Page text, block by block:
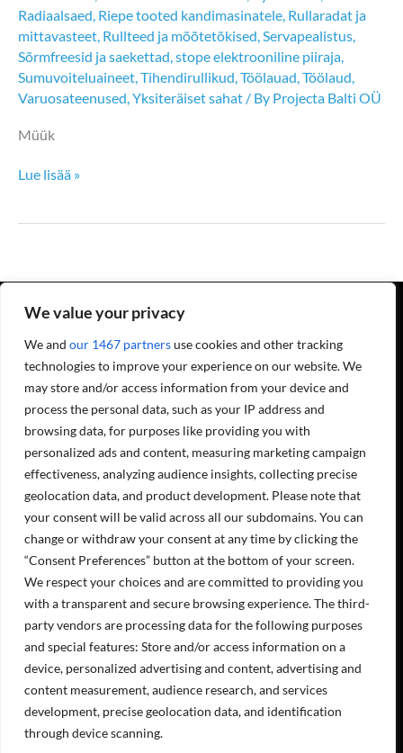
We value your privacy
We and our 1467 partnersuse cookies and other tracking
technologies to improve your experience on our website. We
may store and/or access information from your device and
process the personal data, such as your IP address and
browsing data, for purposes like providing you with
personalized ads and content, measuring marketing campaign
effectiveness, analyzing audience insights, collecting precise
geolocation data, and product development. Please note that
your consent will be valid across all our subdomains. You can
change or withdraw your consent at any time by clicking the
“Consent Preferences” button at the bottom of your screen.
We respect your choices and are committed to providing you
with a transparent and secure browsing experience. The third-
party vendors are processing data for the following purposes
and special features: Store and/or access information on a
device, personalized advertising and content, advertising and
content measurement, audience research, and services
development, precise geolocation data, and identification
through device scanning.
Radiaalsaed, Riepe tooted kandimasinatele, Rullaradat ja
mittavasteet, Rullteed ja mõõtetõkised,Servapealistus,
Sõrmfreesid ja saekettad,stope elektrooniline piiraja,
Sumuvoiteluaineet,Tihendirullikud,Töölauad,Töölaud,
Varuosateenused,Yksiteräiset sahat / By Projecta Balti OÜ
Müük
Tiit
Lue lisää »
Projecta OY soomekeelsete sotsiaalmeedia kanalite lingid:
Masinad ja seadmed
Hooldusteenused
Meist
Kontaktandmed
Töökohad
Keskkonnakava
Registri ja andmekaitse põhimõtted
OLEME AVATUD
E-R 8:00-16.00